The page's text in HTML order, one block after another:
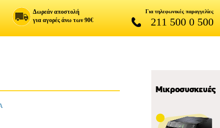
Δωρεάν αποστολή
για αγορές άνω των 90€
Για τηλεφωνικές παραγγελίες
211 500 0 500